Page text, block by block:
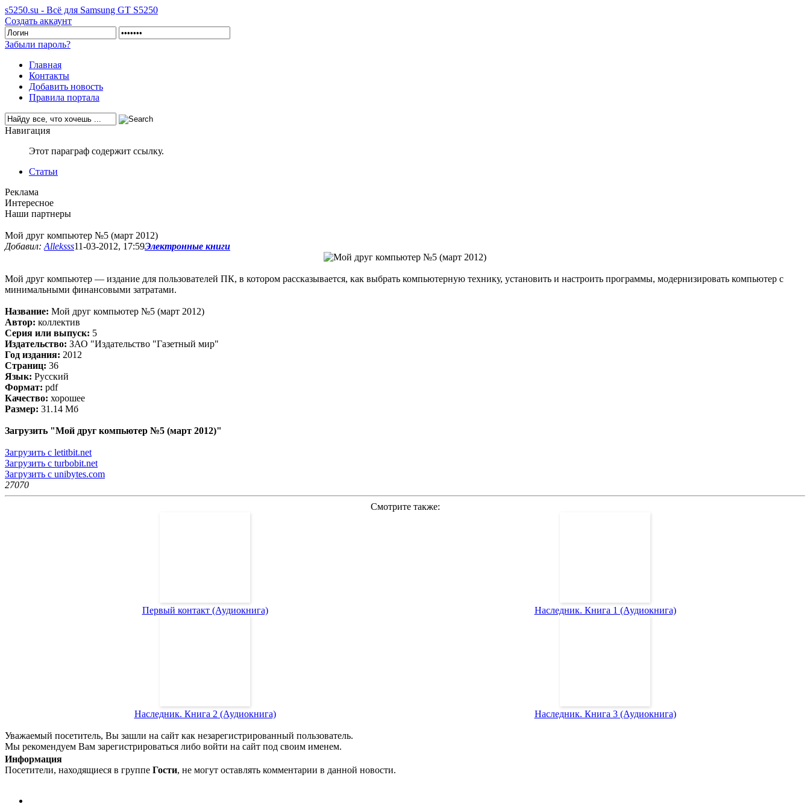
s5250.su - Всё для Samsung GT S5250
Создать аккаунт
Забыли пароль?
Главная
Контакты
Добавить новость
Правила портала
Навигация
Этот параграф содержит ссылку.
Статьи
Реклама
Интересное
Наши партнеры
Мой друг компьютер №5 (март 2012)
Добавил: Alleksss11-03-2012, 17:59Электронные книги
Мой друг компьютер — издание для пользователей ПК, в котором рассказывается, как выбрать компьютерную технику, установить и настроить программы, модернизировать компьютер с
минимальными финансовыми затратами.
Название: Мой друг компьютер №5 (март 2012)
Автор: коллектив
Серия или выпуск: 5
Издательство: ЗАО "Издательство "Газетный мир"
Год издания: 2012
Страниц: 36
Язык: Русский
Формат: pdf
Качество: хорошее
Размер: 31.14 Мб
Загрузить "Мой друг компьютер №5 (март 2012)"
Загрузить с letitbit.net
Загрузить с turbobit.net
Загрузить с unibytes.com
27070
Смотрите также:
Первый контакт (Аудиокнига) Наследник. Книга 1 (Аудиокнига)
Наследник. Книга 2 (Аудиокнига) Наследник. Книга 3 (Аудиокнига)
Уважаемый посетитель, Вы зашли на сайт как незарегистрированный пользователь.
Мы рекомендуем Вам зарегистрироваться либо войти на сайт под своим именем.
Информация
Посетители, находящиеся в группе Гости, не могут оставлять комментарии в данной новости.